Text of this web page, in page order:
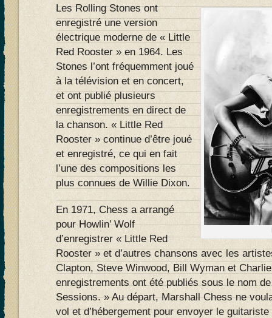
Les Rolling Stones ont
enregistré une version
électrique moderne de « Little
Red Rooster » en 1964. Les
Stones l’ont fréquemment joué
à la télévision et en concert,
et ont publié plusieurs
enregistrements en direct de
la chanson. « Little Red
Rooster » continue d’être joué
et enregistré, ce qui en fait
l’une des compositions les
plus connues de Willie Dixon.
En 1971, Chess a arrangé
pour Howlin’ Wolf
d’enregistrer « Little Red
Rooster » et d’autres chansons avec les
Clapton, Steve Winwood, Bill Wyman et
enregistrements ont été publiés sous le nom
Sessions. » Au départ, Marshall Chess ne
vol et d’hébergement pour envoyer le